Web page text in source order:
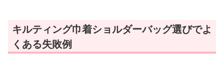
キルティング巾着ショルダーバッグ選びでよ
くある失敗例